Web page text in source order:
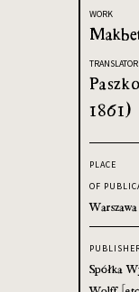
WORK
TRANSLATOR
1861)
PLACE
OF
Warszawa
Spółka